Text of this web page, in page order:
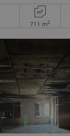
711 m2